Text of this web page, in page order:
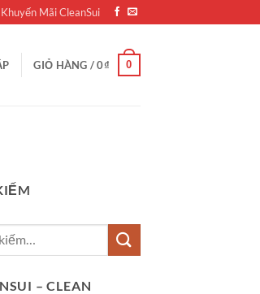
Mãi CleanSui
GIỎ HÀNG /0₫ 0
– CLEAN